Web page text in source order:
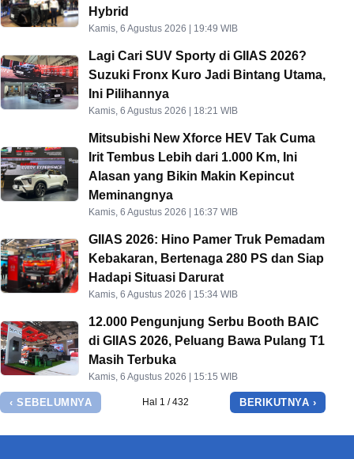
Hybrid
Kamis, 6 Agustus 2026 | 19:49 WIB
Lagi Cari SUV Sporty di GIIAS 2026?
Suzuki Fronx Kuro Jadi Bintang Utama,
Ini Pilihannya
Kamis, 6 Agustus 2026 | 18:21 WIB
Mitsubishi New Xforce HEV Tak Cuma
Irit Tembus Lebih dari 1.000 Km, Ini
Alasan yang Bikin Makin Kepincut
Meminangnya
Kamis, 6 Agustus 2026 | 16:37 WIB
GIIAS 2026: Hino Pamer Truk Pemadam
Kebakaran, Bertenaga 280 PS dan Siap
Hadapi Situasi Darurat
Kamis, 6 Agustus 2026 | 15:34 WIB
12.000 Pengunjung Serbu Booth BAIC
di GIIAS 2026, Peluang Bawa Pulang T1
Masih Terbuka
Kamis, 6 Agustus 2026 | 15:15 WIB
‹ SEBELUMNYA Hal 1 / 432 BERIKUTNYA ›